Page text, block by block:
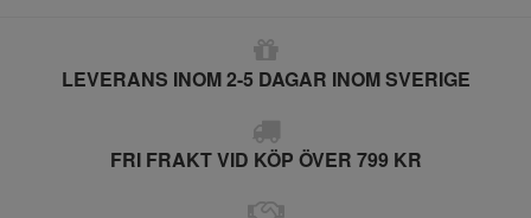
LEVERANS INOM 2-5 DAGAR INOM SVERIGE
FRI FRAKT VID KÖP ÖVER 799 KR